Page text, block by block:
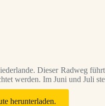
Dieser Radweg
werden. Im Juni und Juli
herunterladen.